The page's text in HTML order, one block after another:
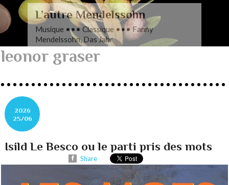
L’autre Mendelssohn
Musique ••• Classique ••• Fanny
Mendelssohn, Das Jahr
leonor graser
2026
25/06
Isild Le Besco ou le parti pris des mots
Share